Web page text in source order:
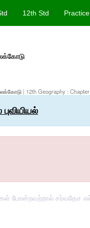
12th Std
| 12th Geography :
போன்றவற்றால் சர்வதேச